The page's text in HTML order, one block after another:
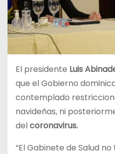
El presidente Luis
que el Gobierno
contemplado
navideñas, ni
delcoronavirus.
“El Gabinete de Salud